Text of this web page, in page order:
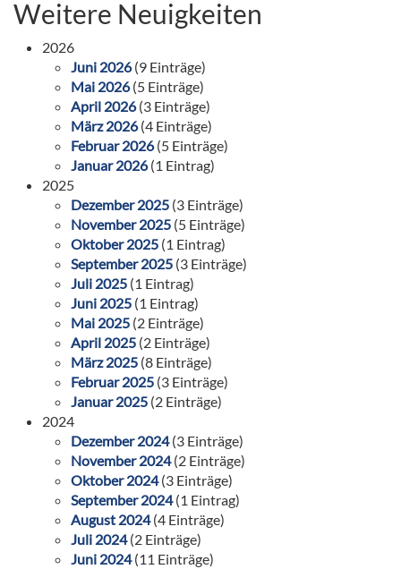
Weitere Neuigkeiten
2026
Juni 2026(9 Einträge)
Mai 2026(5 Einträge)
April 2026(3 Einträge)
März 2026(4 Einträge)
Februar 2026(5 Einträge)
Januar 2026(1 Eintrag)
2025
Dezember 2025 (3 Einträge)
November 2025 (5 Einträge)
Oktober 2025 (1 Eintrag)
September 2025 (3 Einträge)
Juli 2025 (1 Eintrag)
Juni 2025 (1 Eintrag)
Mai 2025 (2 Einträge)
April 2025 (2 Einträge)
März 2025 (8 Einträge)
Februar 2025 (3 Einträge)
Januar 2025 (2 Einträge)
2024
Dezember 2024(3 Einträge)
November 2024(2 Einträge)
Oktober 2024(3 Einträge)
September 2024(1 Eintrag)
August 2024(4 Einträge)
Juli 2024(2 Einträge)
Juni 2024(11 Einträge)